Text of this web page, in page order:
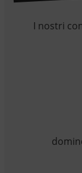
I nostri